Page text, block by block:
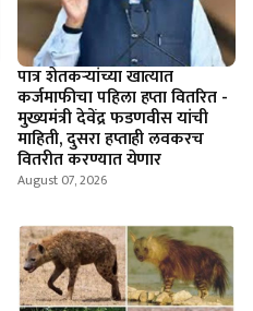
पात्र शेतकऱ्यांच्या खात्यात
कर्जमाफीचा पहिला हप्ता वितरित -
मुख्यमंत्री देवेंद्र फडणवीस यांची
माहिती, दुसरा हप्ताही लवकरच
वितरीत करण्यात येणार
August 07, 2026